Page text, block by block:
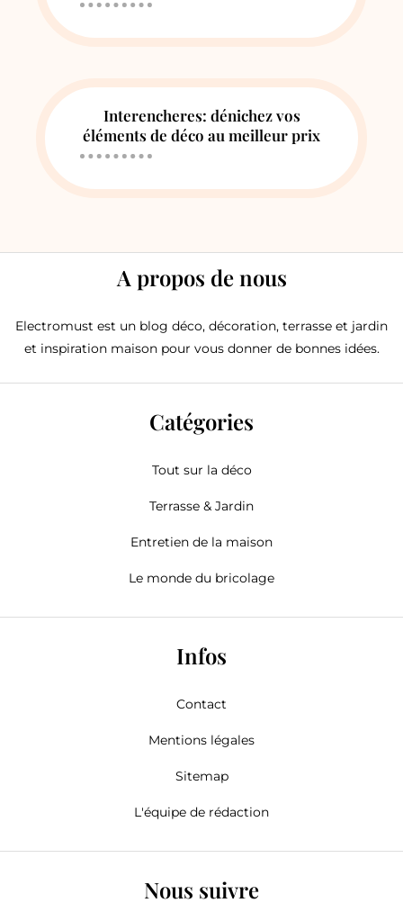
Interencheres: dénichez vos
éléments de déco au meilleur prix
A propos de nous
Electromust est un blog déco, décoration, terrasse et jardin
et inspiration maison pour vous donner de bonnes idées.
Catégories
Tout sur la déco
Terrasse & Jardin
Entretien de la maison
Le monde du bricolage
Infos
Contact
Mentions légales
Sitemap
L'équipe de rédaction
Nous suivre